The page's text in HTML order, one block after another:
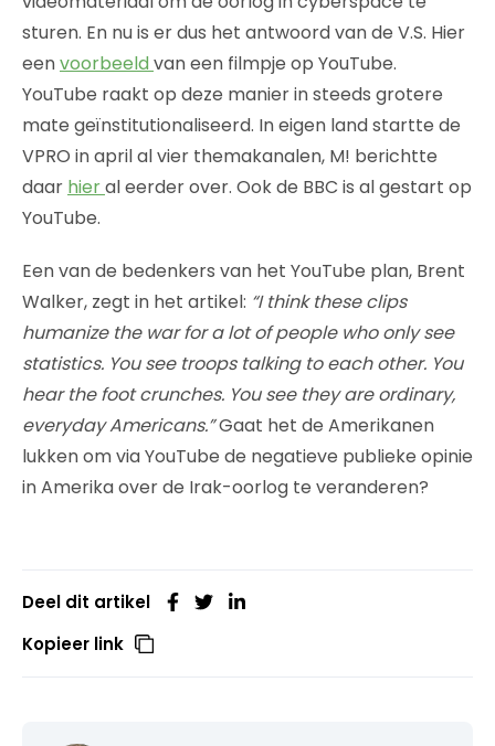
sturen. En nu is er dus het antwoord van de V.S. Hier
eenvoorbeeld van een filmpje op YouTube.
YouTube raakt op deze manier in steeds grotere
mate geïnstitutionaliseerd. In eigen land startte de
VPRO in april al vier themakanalen, M! berichtte
daar hieral eerder over. Ook de BBC is al gestart op
YouTube.
Een van de bedenkers van het YouTube plan, Brent
Walker, zegt in het artikel: “I think these clips
humanize the war for a lot of people who only see
statistics. You see troops talking to each other. You
hear the foot crunches. You see they are ordinary,
everyday Americans.”Gaat het de Amerikanen
lukken om via YouTube de negatieve publieke opinie
in Amerika over de Irak-oorlog te veranderen?
Deel dit artikel
Kopieer link